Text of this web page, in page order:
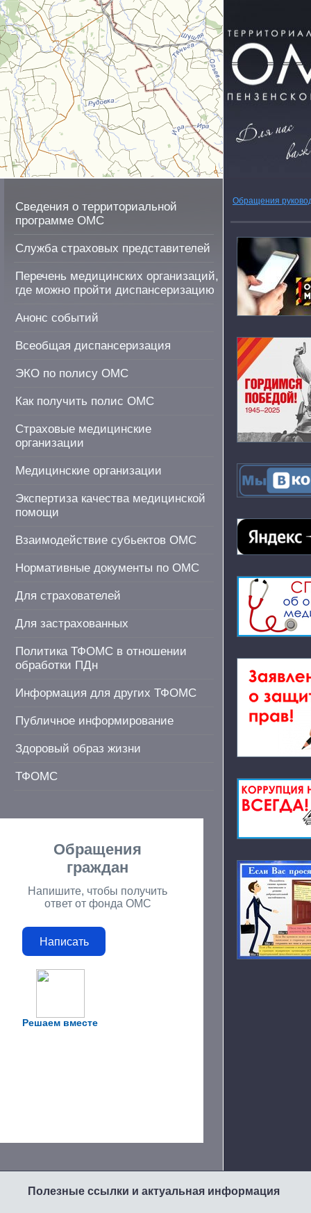
Сведения о территориальной
программе ОМС
Служба страховых представителей
Перечень медицинских организаций,
где можно пройти диспансеризацию
Анонс событий
Всеобщая диспансеризация
ЭКО по полису ОМС
Как получить полис ОМС
Страховые медицинские
организации
Медицинские организации
Экспертиза качества медицинской
помощи
Взаимодействие субьектов ОМС
Нормативные документы по ОМС
Для страхователей
Для застрахованных
Политика ТФОМС в отношении
обработки ПДн
Информация для других ТФОМС
Публичное информирование
Здоровый образ жизни
ТФОМС
Решаем вместе
Обращения
граждан
Напишите, чтобы получить
ответ от фонда ОМС
Написать
Обращения
Полезные ссылки и актуальная информация